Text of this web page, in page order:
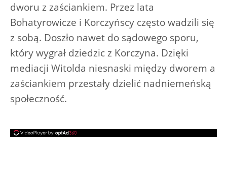
dworu z zaściankiem. Przez lata
Bohatyrowicze i Korczyńscy często wadzili się
z sobą. Doszło nawet do sądowego sporu,
który wygrał dziedzic z Korczyna. Dzięki
mediacji Witolda niesnaski między dworem a
zaściankiem przestały dzielić nadniemeńską
społeczność.